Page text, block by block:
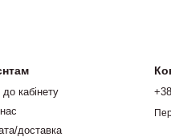
до кабінету
доставка